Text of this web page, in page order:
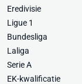
Eredivisie
Ligue 1
Bundesliga
Laliga
Serie A
EK-kwalificatie